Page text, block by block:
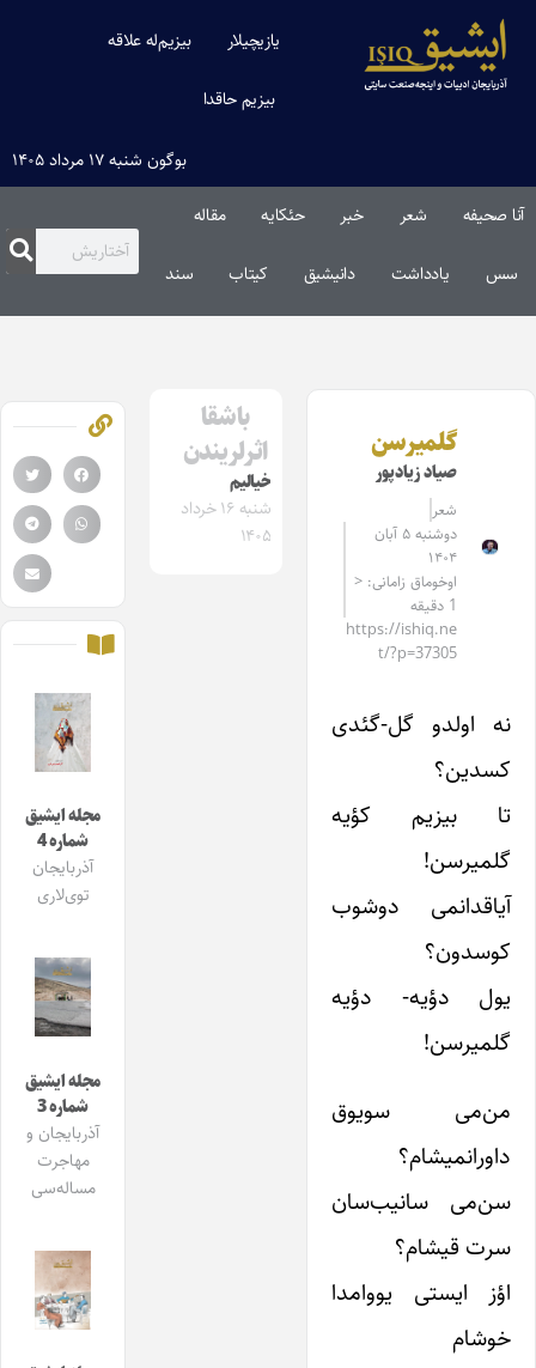
یازیچیلار بیزیم‌له علاقه
بیزیم حاقدا
بوگون شنبه ۱۷ مرداد ۱۴۰۵
آنا صحیفه شعر خبر حئکایه مقاله‌
سس یادداشت دانیشیق کیتاب سند
گلمیرسن
صیاد زیادپور
شعر
دوشنبه ۵ آبان
۱۴۰۴
اوخوماق زامانی: <
1 دقیقه
https://ishiq.ne
t/?p=37305
نه اولدو گل-گئدی
کسدین؟
تا بیزیم کؤیه
گلمیرسن!
آیاقدانمی دوشوب
کوسدون؟
یول دؤیه- دؤیه
گلمیرسن!
من‌‌می سویوق
داورانمیشام؟
سن‌می سانیب‌سان
سرت قیشام؟
اؤز ایستی یووامدا
خوشام
باشقا
اثرلریندن
خیالیم
شنبه ۱۶ خرداد
۱۴۰۵
مجله ایشیق
شماره 4
آذربایجان
توی‌لاری
مجله ایشیق
شماره 3
آذربایجان و
مهاجرت
مساله‌سی